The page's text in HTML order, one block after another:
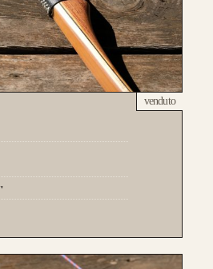
degli archi già
su misura
venduto